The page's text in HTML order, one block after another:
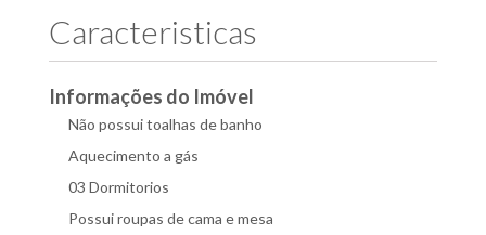
Caracteristicas
Informações do Imóvel
Não possui toalhas de banho
Aquecimento a gás
03 Dormitorios
Possui roupas de cama e mesa